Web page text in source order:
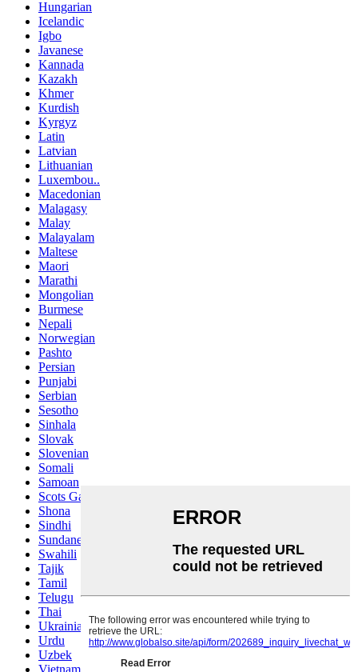
Hungarian
Icelandic
Igbo
Javanese
Kannada
Kazakh
Khmer
Kurdish
Kyrgyz
Latin
Latvian
Lithuanian
Luxembou..
Macedonian
Malagasy
Malay
Malayalam
Maltese
Maori
Marathi
Mongolian
Burmese
Nepali
Norwegian
Pashto
Persian
Punjabi
Serbian
Sesotho
Sinhala
Slovak
Slovenian
Somali
Samoan
Scots Gaelic
Shona
Sindhi
Sundanese
Swahili
Tajik
Tamil
Telugu
Thai
Ukrainian
Urdu
Uzbek